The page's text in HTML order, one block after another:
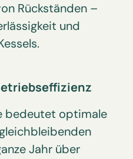
Rückständen –
und
bedeutet optimale
Jahr über